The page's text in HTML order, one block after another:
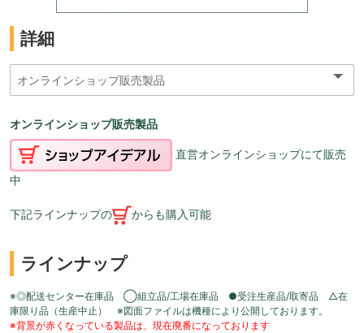
詳細
オンラインショップ販売製品
直営オンラインショップにて販売
中
下記ラインナップの からも購入可能
ラインナップ
※◎配送センター在庫品 ◯組立品/工場在庫品 ●受注生産品/取寄品 △在
庫限り品（生産中止） ※図面ファイルは機種により公開しております。
※背景が赤くなっている製品は、現在廃番になっております